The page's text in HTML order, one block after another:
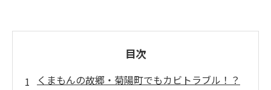
目次
くまもんの故郷・菊陽町でもカビトラブル！？